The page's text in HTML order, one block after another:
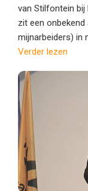
van Stilfontein
zit een
mijnarbeiders) in
Verder lezen